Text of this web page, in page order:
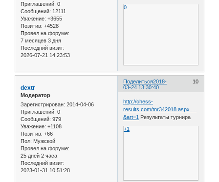
Приглашений: 0
Сообщений: 12111
Уважение: +3655
Позитив: +4528
Провел на форуме:
7 месяцев 3 дня
Последний визит:
2026-07-21 14:23:53
0
Поделиться 10
2018-
03-24 13:30:40
dextr
Модератор
Зарегистрирован: 2014-04-06
Приглашений: 0
Сообщений: 979
Уважение: +1108
Позитив: +66
Пол: Мужской
Провел на форуме:
25 дней 2 часа
Последний визит:
2023-01-31 10:51:28
http://chess-
results.com/tnr342018.aspx …
&art=1
Результаты турнира
+1